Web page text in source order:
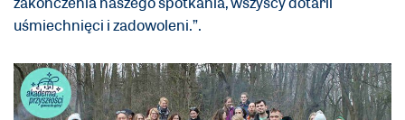
uśmiechnięci i zadowoleni.”.